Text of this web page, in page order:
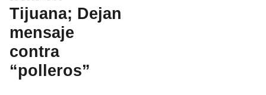
Tijuana; Dejan
mensaje
contra
“polleros”